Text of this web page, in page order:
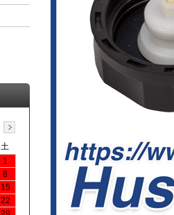
土
1
8
15
22